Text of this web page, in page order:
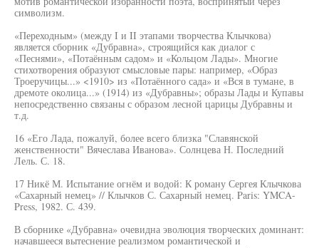
символизм.
«Переходным» (между I и II этапами творчества Клычкова)
является сборник «Дубравна», строящийся как диалог с
«Песнями», «Потаённым садом» и «Кольцом Лады». Многие
стихотворения образуют смысловые пары: например, «Образ
Троеручицы...» <1910> из «Потаённого сада» и «Вся в тумане, в
дремоте околица...» (1914) из «Дубравны»; образы Лады и Купавы
непосредственно связаны с образом лесной царицы Дубравны и
т.д.
16 «Его Лада, пожалуй, более всего близка "Славянской
женственности" Вячеслава Иванова». Солнцева Н. Последний
Лель. С. 18.
17 Никё М. Испытание огнём и водой: К роману Сергея Клычкова
«Сахарный немец» // Клычков С. Сахарный немец. Paris: YMCA-
Press, 1982. С. 439.
В сборнике «Дубравна» очевидна эволюция творческих доминант:
начавшееся вытеснение реализмом романтической и